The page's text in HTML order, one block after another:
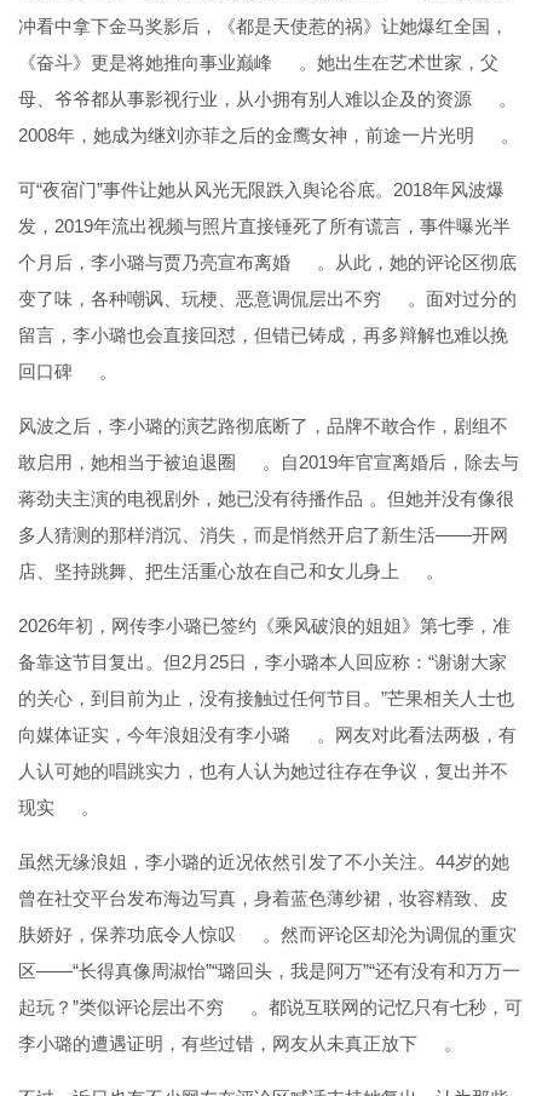
冲看中拿下金马奖影后，《都是天使惹的祸》让她爆红全国，
《奋斗》更是将她推向事业巅峰
。她出生在艺术世家，父
母、爷爷都从事影视行业，从小拥有别人难以企及的资源
。
2008年，她成为继刘亦菲之后的金鹰女神，前途一片光明
。
可“夜宿门”事件让她从风光无限跌入舆论谷底。2018年风波爆
发，2019年流出视频与照片直接锤死了所有谎言，事件曝光半
个月后，李小璐与贾乃亮宣布离婚
。从此，她的评论区彻底
变了味，各种嘲讽、玩梗、恶意调侃层出不穷
。面对过分的
留言，李小璐也会直接回怼，但错已铸成，再多辩解也难以挽
回口碑
。
风波之后，李小璐的演艺路彻底断了，品牌不敢合作，剧组不
敢启用，她相当于被迫退圈
。自2019年官宣离婚后，除去与
蒋劲夫主演的电视剧外，她已没有待播作品 。但她并没有像很
多人猜测的那样消沉、消失，而是悄然开启了新生活——开网
店、坚持跳舞、把生活重心放在自己和女儿身上
。
2026年初，网传李小璐已签约《乘风破浪的姐姐》第七季，准
备靠这节目复出。但2月25日，李小璐本人回应称：“谢谢大家
的关心，到目前为止，没有接触过任何节目。”芒果相关人士也
向媒体证实，今年浪姐没有李小璐
。网友对此看法两极，有
人认可她的唱跳实力，也有人认为她过往存在争议，复出并不
现实
。
虽然无缘浪姐，李小璐的近况依然引发了不小关注。44岁的她
曾在社交平台发布海边写真，身着蓝色薄纱裙，妆容精致、皮
肤娇好，保养功底令人惊叹
。然而评论区却沦为调侃的重灾
区——“长得真像周淑怡”“璐回头，我是阿万”“还有没有和万万一
起玩？”类似评论层出不穷
。都说互联网的记忆只有七秒，可
李小璐的遭遇证明，有些过错，网友从未真正放下
。